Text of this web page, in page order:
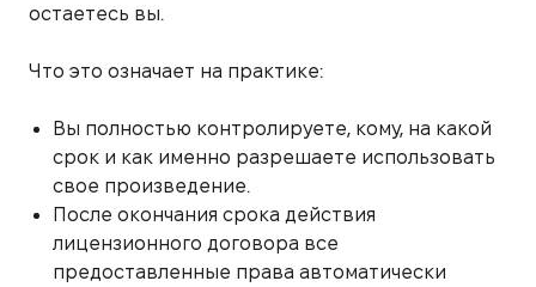
остаетесь вы.
Что это означает на практике:
Вы полностью контролируете, кому, на какой
срок и как именно разрешаете использовать
свое произведение.
После окончания срока действия
лицензионного договора все
предоставленные права автоматически